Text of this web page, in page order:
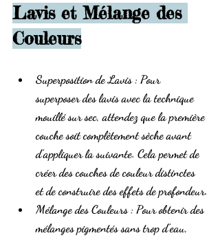
Lavis et Mélange des
Couleurs
Superposition de Lavis : Pour
superposer des lavis avec la technique
mouillé sur sec, attendez que la première
couche soit complètement sèche avant
d’appliquer la suivante. Cela permet de
créer des couches de couleur distinctes
et de construire des effets de profondeur.
Mélange des Couleurs : Pour obtenir des
mélanges pigmentés sans trop d’eau,